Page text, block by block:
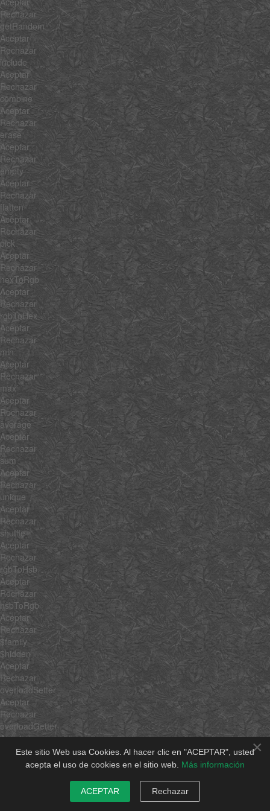
×
Este sitio Web usa Cookies. Al hacer clic en "ACEPTAR", usted
acepta el uso de cookies en el sitio web. Más información
ACEPTAR Rechazar
Rechazar
getRandom
Aceptar
Rechazar
include
Aceptar
Rechazar
combine
Aceptar
Rechazar
erase
Aceptar
Rechazar
empty
Aceptar
Rechazar
flatten
Aceptar
Rechazar
pick
Aceptar
Rechazar
hexToRgb
Aceptar
Rechazar
rgbToHex
Aceptar
Rechazar
min
Aceptar
Rechazar
max
Aceptar
Rechazar
average
Aceptar
Rechazar
sum
Aceptar
Rechazar
unique
Aceptar
Rechazar
shuffle
Aceptar
Rechazar
rgbToHsb
Aceptar
Rechazar
hsbToRgb
Aceptar
Rechazar
$family
$hidden
Aceptar
Rechazar
overloadSetter
Aceptar
Rechazar
overloadGetter
Aceptar
Rechazar